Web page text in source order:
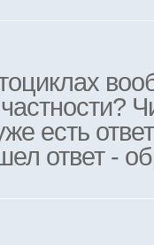
есть
ответ -